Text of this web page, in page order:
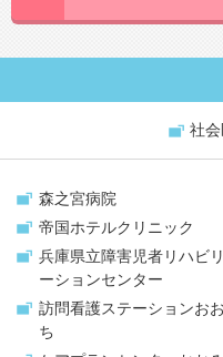
社
森之宮病院
帝国ホテルクリニック
兵庫県立障害児者リハビ
ーションセンター
訪問看護ステーションお
ち